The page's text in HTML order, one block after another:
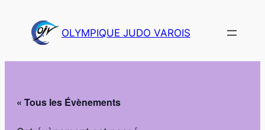
OLYMPIQUE JUDO VAROIS
« Tous les Évènements